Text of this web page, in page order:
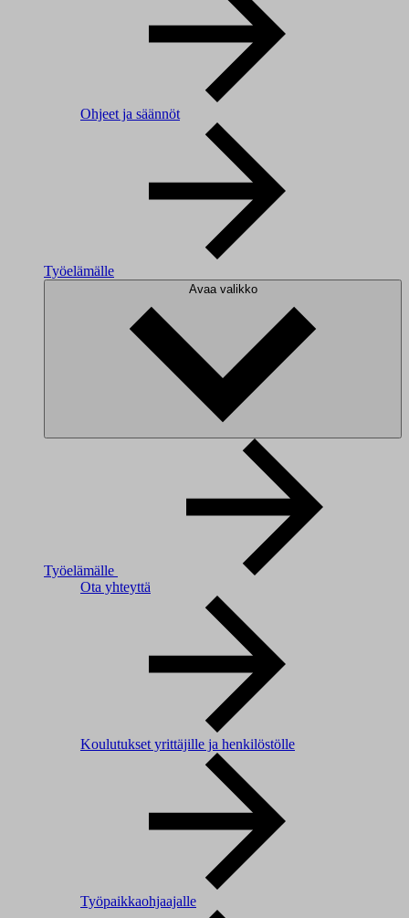
Ohjeet ja säännöt
Työelämälle
Avaa valikko
Työelämälle
Ota yhteyttä
Koulutukset yrittäjille ja henkilöstölle
Työpaikkaohjaajalle